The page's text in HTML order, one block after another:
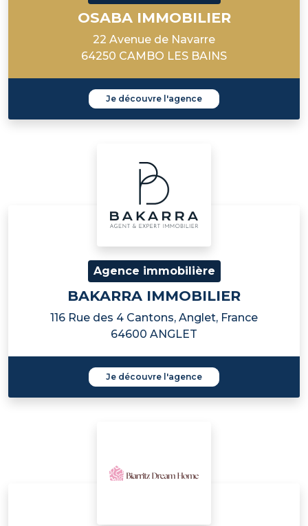
OSABA IMMOBILIER
22 Avenue de Navarre
64250 CAMBO LES BAINS
Je découvre l'agence
Agence immobilière
BAKARRA IMMOBILIER
116 Rue des 4 Cantons, Anglet, France
64600 ANGLET
Je découvre l'agence